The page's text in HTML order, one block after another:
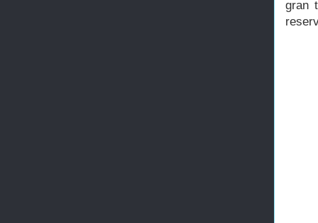
gran